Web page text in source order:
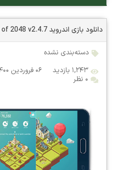
دانلود بازی اندروید Age of 2048 v2.4.7
دسته‌بندی نشده
۱,۲۴۳ بازدید
۰۶ فروردین ۱۴۰۰
۰ نظر